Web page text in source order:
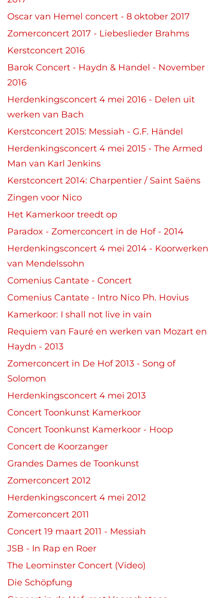
Oscar van Hemel concert - 8 oktober 2017
Zomerconcert 2017 - Liebeslieder Brahms
Kerstconcert 2016
Barok Concert - Haydn & Handel - November
2016
Herdenkingsconcert 4 mei 2016 - Delen uit
werken van Bach
Kerstconcert 2015: Messiah - G.F. Händel
Herdenkingsconcert 4 mei 2015 - The Armed
Man van Karl Jenkins
Kerstconcert 2014: Charpentier / Saint Saëns
Zingen voor Nico
Het Kamerkoor treedt op
Paradox - Zomerconcert in de Hof - 2014
Herdenkingsconcert 4 mei 2014 - Koorwerken
van Mendelssohn
Comenius Cantate - Concert
Comenius Cantate - Intro Nico Ph. Hovius
Kamerkoor: I shall not live in vain
Requiem van Fauré en werken van Mozart en
Haydn - 2013
Zomerconcert in De Hof 2013 - Song of
Solomon
Herdenkingsconcert 4 mei 2013
Concert Toonkunst Kamerkoor
Concert Toonkunst Kamerkoor - Hoop
Concert de Koorzanger
Grandes Dames de Toonkunst
Zomerconcert 2012
Herdenkingsconcert 4 mei 2012
Zomerconcert 2011
Concert 19 maart 2011 - Messiah
JSB - In Rap en Roer
The Leominster Concert (Video)
Die Schöpfung